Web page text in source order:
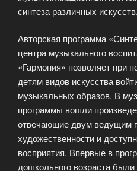
синтеза различных искусств.
Авторская программа
центра музыкального
«Гармония» позволяет при
детям видов искусства
музыкальных образов. В
программы вошли
отвечающие двум ведущим
художественности и
восприятия. Впервые в
дошкольного возраста